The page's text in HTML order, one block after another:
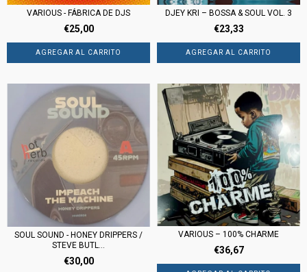
VARIOUS - FÁBRICA DE DJS
€25,00
DJEY KRI – BOSSA & SOUL VOL. 3
€23,33
SOUL SOUND - HONEY DRIPPERS /
STEVE BUTL...
€30,00
VARIOUS – 100% CHARME
€36,67